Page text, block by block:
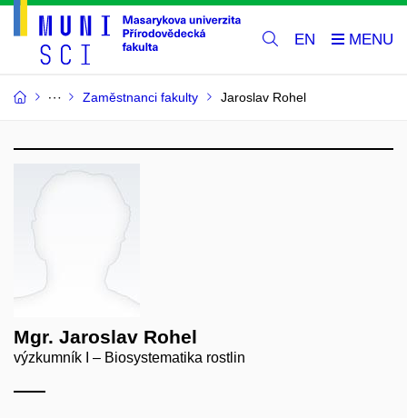
EN
Zaměstnanci fakulty Jaroslav Rohel
Mgr. Jaroslav Rohel
výzkumník I – Biosystematika rostlin